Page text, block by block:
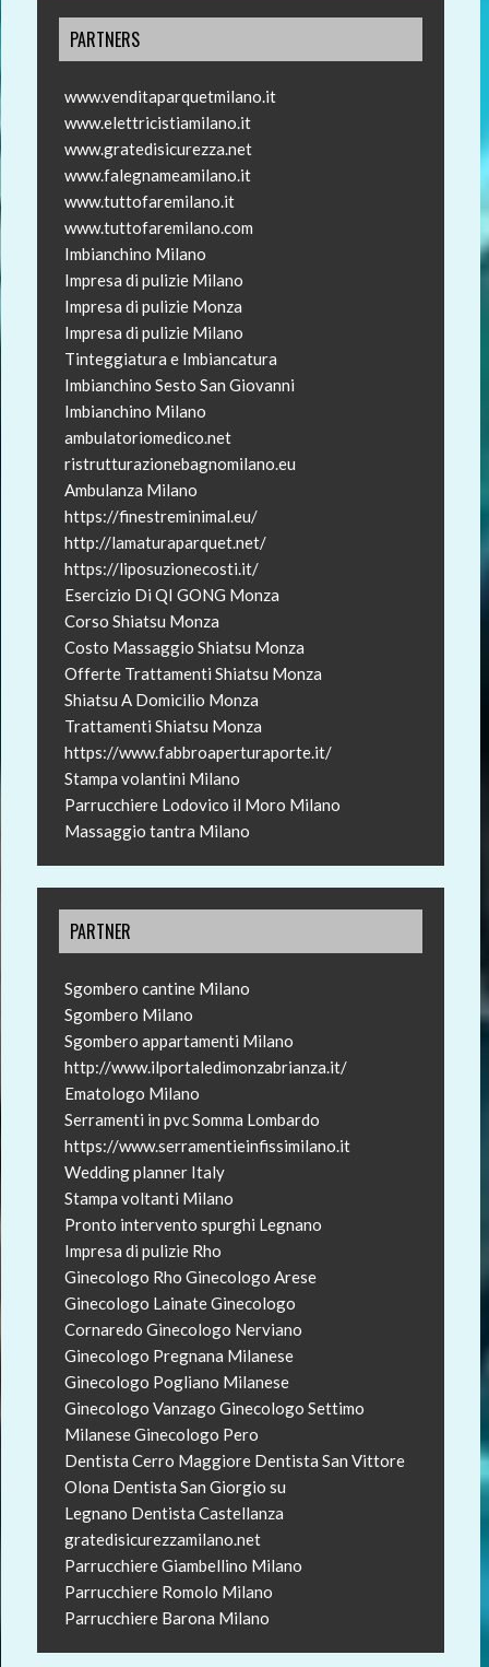
PARTNERS
www.venditaparquetmilano.it
www.elettricistiamilano.it
www.gratedisicurezza.net
www.falegnameamilano.it
www.tuttofaremilano.it
www.tuttofaremilano.com
Imbianchino Milano
Impresa di pulizie Milano
Impresa di pulizie Monza
Impresa di pulizie Milano
Tinteggiatura e Imbiancatura
Imbianchino Sesto San Giovanni
Imbianchino Milano
ambulatoriomedico.net
ristrutturazionebagnomilano.eu
Ambulanza Milano
https://finestreminimal.eu/
http://lamaturaparquet.net/
https://liposuzionecosti.it/
Esercizio Di QI GONG Monza
Corso Shiatsu Monza
Costo Massaggio Shiatsu Monza
Offerte Trattamenti Shiatsu Monza
Shiatsu A Domicilio Monza
Trattamenti Shiatsu Monza
https://www.fabbroaperturaporte.it/
Stampa volantini Milano
Parrucchiere Lodovico il Moro Milano
Massaggio tantra Milano
PARTNER
Sgombero cantine Milano
Sgombero Milano
Sgombero appartamenti Milano
http://www.ilportaledimonzabrianza.it/
Ematologo Milano
Serramenti in pvc Somma Lombardo
https://www.serramentieinfissimilano.it
Wedding planner Italy
Stampa voltanti Milano
Pronto intervento spurghi Legnano
Impresa di pulizie Rho
Ginecologo Rho Ginecologo Arese
Ginecologo LainateGinecologo
Cornaredo Ginecologo Nerviano
Ginecologo Pregnana Milanese
Ginecologo Pogliano Milanese
Ginecologo Vanzago Ginecologo Settimo
MilaneseGinecologo Pero
Dentista Cerro Maggiore Dentista San Vittore
Olona Dentista San Giorgio su
Legnano Dentista Castellanza
gratedisicurezzamilano.net
Parrucchiere Giambellino Milano
Parrucchiere Romolo Milano
Parrucchiere Barona Milano